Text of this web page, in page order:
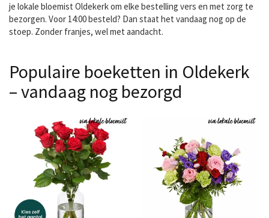
je lokale bloemist Oldekerk om elke bestelling vers en met zorg te
bezorgen. Voor 14:00 besteld? Dan staat het vandaag nog op de
stoep. Zonder franjes, wel met aandacht.
Populaire boeketten in Oldekerk
– vandaag nog bezorgd